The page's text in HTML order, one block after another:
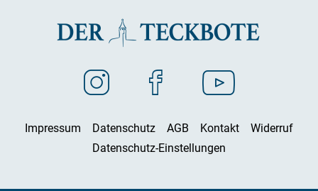
Impressum Datenschutz AGB Kontakt
Widerruf
Datenschutz-Einstellungen